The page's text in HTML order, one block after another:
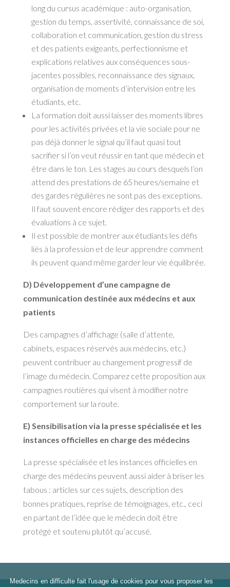
long du cursus académique : auto-organisation,
gestion du temps, assertivité, connaissance de soi,
collaboration et communication, gestion du stress
et des patients exigeants, perfectionnisme et
explications relatives aux conséquences sous-
jacentes possibles, reconnaissance des signaux,
organisation de moments d’intervision entre les
étudiants, etc.
La formation doit aussi laisser des moments libres
pour les activités privées et la vie sociale pour ne
pas déjà donner le signal qu’il faut quasi tout
sacrifier si l’on veut réussir en tant que médecin et
être dans le ton. Les stages au cours desquels l’on
attend des prestations de 65 heures/semaine et
des gardes régulières ne sont pas des exceptions.
Il faut souvent encore rédiger des rapports et des
évaluations à ce sujet.
Il est possible de montrer aux étudiants les défis
liés à la profession et de leur apprendre comment
ils peuvent quand même garder leur vie équilibrée.
D) Développement d’une campagne de
communication destinée aux médecins et aux
patients
Des campagnes d’affichage (salle d’attente,
cabinets, espaces réservés aux médecins, etc.)
peuvent contribuer au changement progressif de
l’image du médecin. Comparez cette proposition aux
campagnes routières qui visent à modifier notre
comportement sur la route.
E) Sensibilisation via la presse spécialisée et les
instances officielles en charge des médecins
La presse spécialisée et les instances officielles en
charge des médecins peuvent aussi aider à briser les
tabous : articles sur ces sujets, description des
bonnes pratiques, reprise de témoignages, etc., ceci
en partant de l’idée que le médecin doit être
protégé et soutenu plutôt qu’accusé.
Medecins en difficulte fait l'usage de cookies pour vous proposer les